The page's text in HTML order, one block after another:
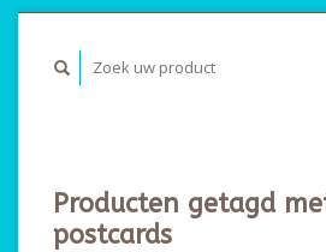
Producten getagd
postcards